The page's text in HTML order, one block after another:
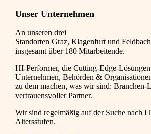
Unser Unternehmen
An unseren drei
Standorten Graz, Klagenfurt und Feldbach
insgesamt über 180 Mitarbeitende.
HI-Performer, die Cutting-Edge-
Unternehmen, Behörden &
zu dem machen, was wir sind: Branchen-
vertrauensvoller Partner.
Wir sind regelmäßig auf der Suche nach
Altersstufen.